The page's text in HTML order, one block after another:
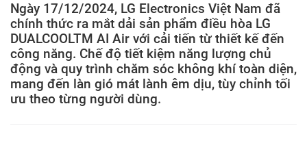
Ngày 17/12/2024, LG Electronics Việt Nam đã
chính thức ra mắt dải sản phẩm điều hòa LG
DUALCOOLTM AI Air với cải tiến từ thiết kế đến
công năng. Chế độ tiết kiệm năng lượng chủ
động và quy trình chăm sóc không khí toàn diện,
mang đến làn gió mát lành êm dịu, tùy chỉnh tối
ưu theo từng người dùng.